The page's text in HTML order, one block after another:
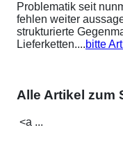
Problematik seit
fehlen weiter
strukturierte
Lieferketten....bitte
Alle Artikel zum
<a ...